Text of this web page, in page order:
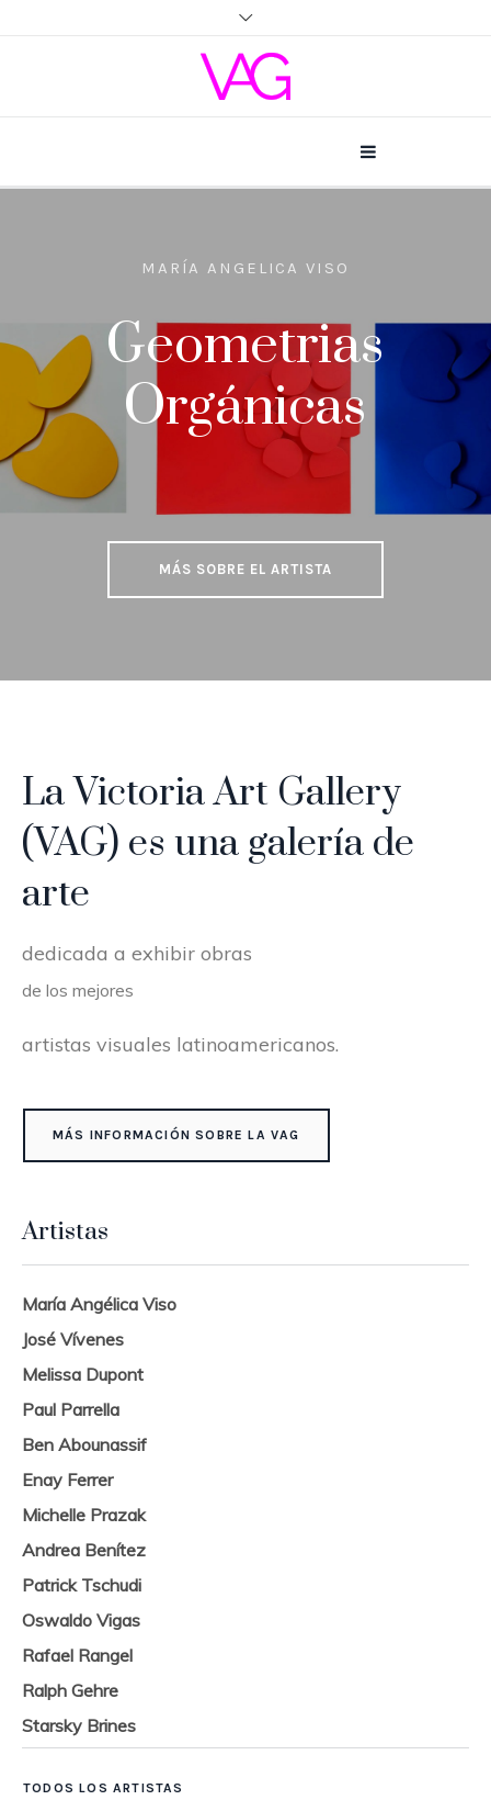
MÁS SOBRE EL ARTISTA
MARÍA ANGELICA VISO
Geometrias
Orgánicas
La Victoria Art Gallery
(VAG) es una galería de
arte
dedicada a exhibir obras
de los mejores
artistas visuales latinoamericanos.
MÁS INFORMACIÓN SOBRE LA VAG
Artistas
María Angélica Viso
José Vívenes
Melissa Dupont
Paul Parrella
Ben Abounassif
Enay Ferrer
Michelle Prazak
Andrea Benítez
Patrick Tschudi
Oswaldo Vigas
Rafael Rangel
Ralph Gehre
Starsky Brines
TODOS LOS ARTISTAS